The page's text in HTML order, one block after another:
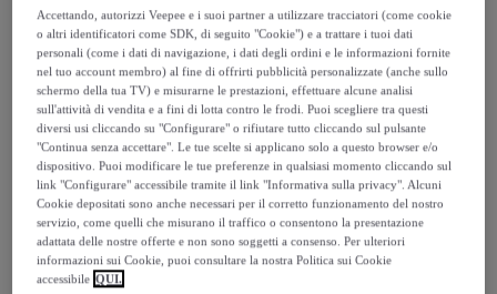
Venduto daPostquam Cosmetic
Consegna
Consegna da5,99 €
Gratuita da 50 € di acquisto
Consegna: tra il
Accettando, autorizzi Veepee e i suoi partner a utilizzare tracciatori (come cookie
o altri identificatori come SDK, di seguito "Cookie") e a trattare i tuoi dati
personali (come i dati di navigazione, i dati degli ordini e le informazioni fornite
nel tuo account membro) al fine di offrirti pubblicità personalizzate (anche sullo
schermo della tua TV) e misurarne le prestazioni, effettuare alcune analisi
sull'attività di vendita e a fini di lotta contro le frodi. Puoi scegliere tra questi
diversi usi cliccando su "Configurare" o rifiutare tutto cliccando sul pulsante
"Continua senza accettare". Le tue scelte si applicano solo a questo browser e/o
dispositivo. Puoi modificare le tue preferenze in qualsiasi momento cliccando sul
link "Configurare" accessibile tramite il link "Informativa sulla privacy". Alcuni
Cookie depositati sono anche necessari per il corretto funzionamento del nostro
servizio, come quelli che misurano il traffico o consentono la presentazione
adattata delle nostre offerte e non sono soggetti a consenso. Per ulteriori
informazioni sui Cookie, puoi consultare la nostra Politica sui Cookie
accessibile QUI.